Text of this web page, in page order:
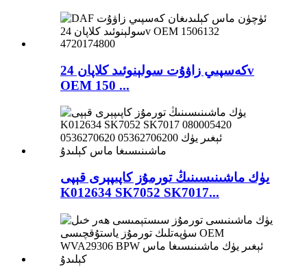
كەسپىي زاۋۇت سولېنوئىد كلاپان 24v
OEM 150 ...
يۈك ماشىنىسىنىڭ تورمۇز كاپىپېرى قېپى
K012634 SK7052 SK7017...